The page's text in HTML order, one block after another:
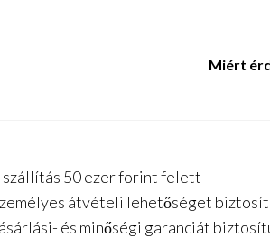
Miért
szállítás 50 ezer forint felett
átvételi lehetőséget
és minőségi garanciát